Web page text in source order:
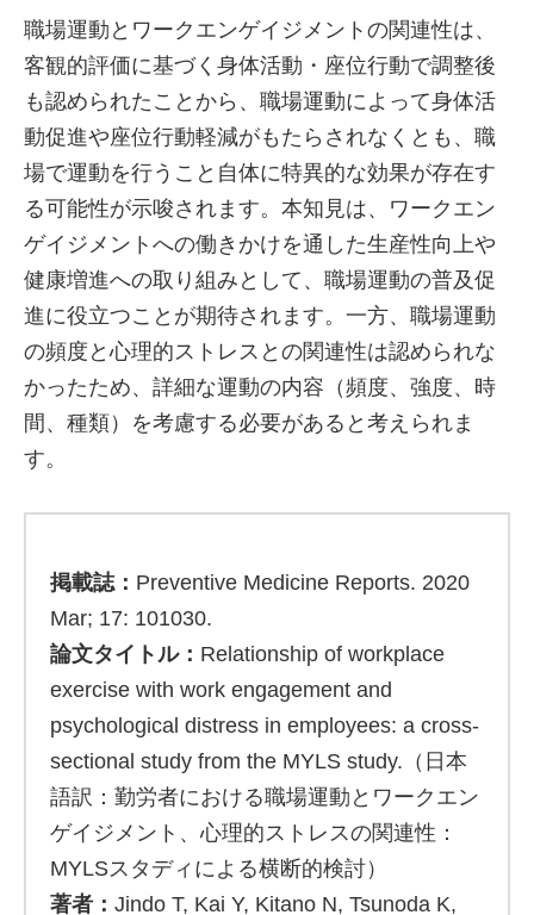
職場運動とワークエンゲイジメントの関連性は、
客観的評価に基づく身体活動・座位行動で調整後
も認められたことから、職場運動によって身体活
動促進や座位行動軽減がもたらされなくとも、職
場で運動を行うこと自体に特異的な効果が存在す
る可能性が示唆されます。本知見は、ワークエン
ゲイジメントへの働きかけを通した生産性向上や
健康増進への取り組みとして、職場運動の普及促
進に役立つことが期待されます。一方、職場運動
の頻度と心理的ストレスとの関連性は認められな
かったため、詳細な運動の内容（頻度、強度、時
間、種類）を考慮する必要があると考えられま
す。
掲載誌： Preventive Medicine Reports. 2020
Mar; 17: 101030.
論文タイトル： Relationship of workplace
exercise with work engagement and
psychological distress in employees: a cross-
sectional study from the MYLS study.（日本
語訳：勤労者における職場運動とワークエン
ゲイジメント、心理的ストレスの関連性：
MYLSスタディによる横断的検討）
著者： Jindo T, Kai Y, Kitano N, Tsunoda K,